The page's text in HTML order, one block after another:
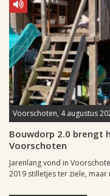
Voorschoten, 4 augustus
Bouwdorp 2.0 brengt
Voorschoten
Jarenlang vond in
2019 stilletjes ter ziele, maar